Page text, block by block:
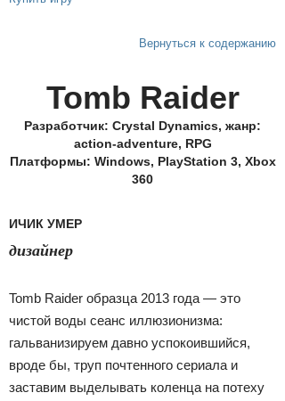
Вернуться к содержанию
Tomb Raider
Разработчик: Crystal Dynamics, жанр:
action-adventure, RPG
Платформы: Windows, PlayStation 3, Xbox
360
ИЧИК УМЕР
дизайнер
Tomb Raider образца 2013 года — это
чистой воды сеанс иллюзионизма:
гальванизируем давно успокоившийся,
вроде бы, труп почтенного сериала и
заставим выделывать коленца на потеху